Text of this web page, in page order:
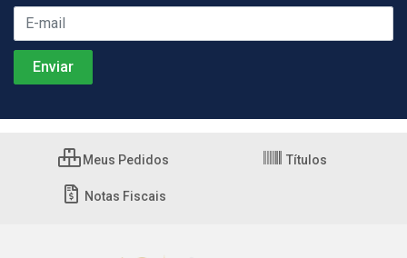
Meus Pedidos Títulos
Notas Fiscais